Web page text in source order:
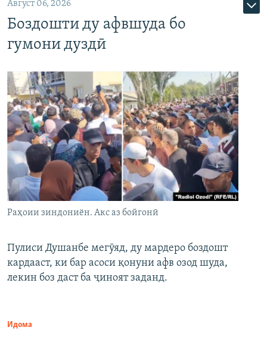
Август 06, 2026
Боздошти ду афвшуда бо
гумони дуздӣ
Раҳоии зиндониён. Акс аз бойгонӣ
Пулиси Душанбе мегӯяд, ду мардеро боздошт
кардааст, ки бар асоси қонуни афв озод шуда,
лекин боз даст ба ҷиноят заданд.
Идома